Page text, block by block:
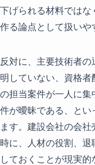
下げられる材料ではな
作る論点として扱いや
反対に、主要技術者
明していない、資格者
の担当案件が一人に
件が曖昧である、と
ます。建設会社の会
時に、人材の役割、
しておくことが現実的